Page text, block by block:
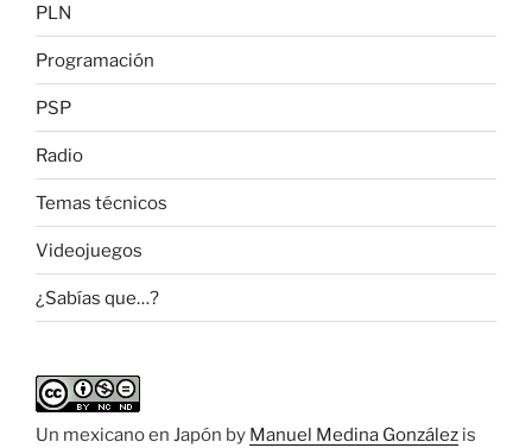
PLN
Programación
PSP
Radio
Temas técnicos
Videojuegos
¿Sabías que…?
Un mexicano en Japón by Manuel Medina González is